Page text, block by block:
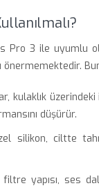
Pro 3 ile uyumlu
önermemektedir.
kulaklık
düşürür.
silikon, ciltte
filtre yapısı, ses